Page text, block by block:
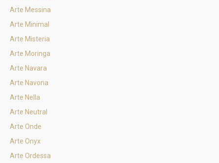
Arte Messina
Arte Minimal
Arte Misteria
Arte Moringa
Arte Navara
Arte Navona
Arte Nella
Arte Neutral
Arte Onde
Arte Onyx
Arte Ordessa